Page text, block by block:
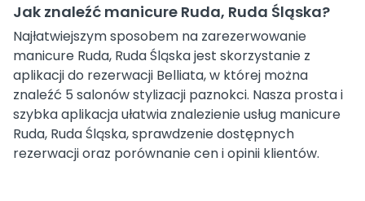
Jak znaleźć manicure Ruda, Ruda Śląska?
Najłatwiejszym sposobem na zarezerwowanie
manicure Ruda, Ruda Śląska jest skorzystanie z
aplikacji do rezerwacji Belliata, w której można
znaleźć 5 salonów stylizacji paznokci. Nasza prosta i
szybka aplikacja ułatwia znalezienie usług manicure
Ruda, Ruda Śląska, sprawdzenie dostępnych
rezerwacji oraz porównanie cen i opinii klientów.